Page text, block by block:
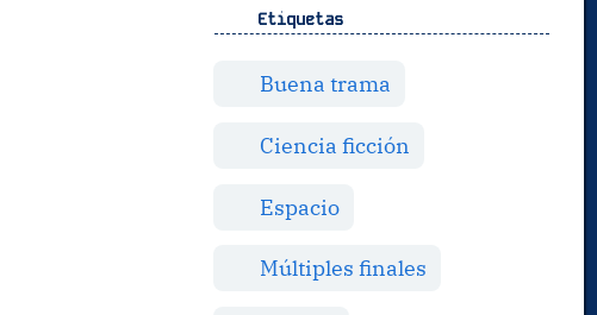
Etiquetas
Buena trama
Ciencia ficción
Espacio
Múltiples finales